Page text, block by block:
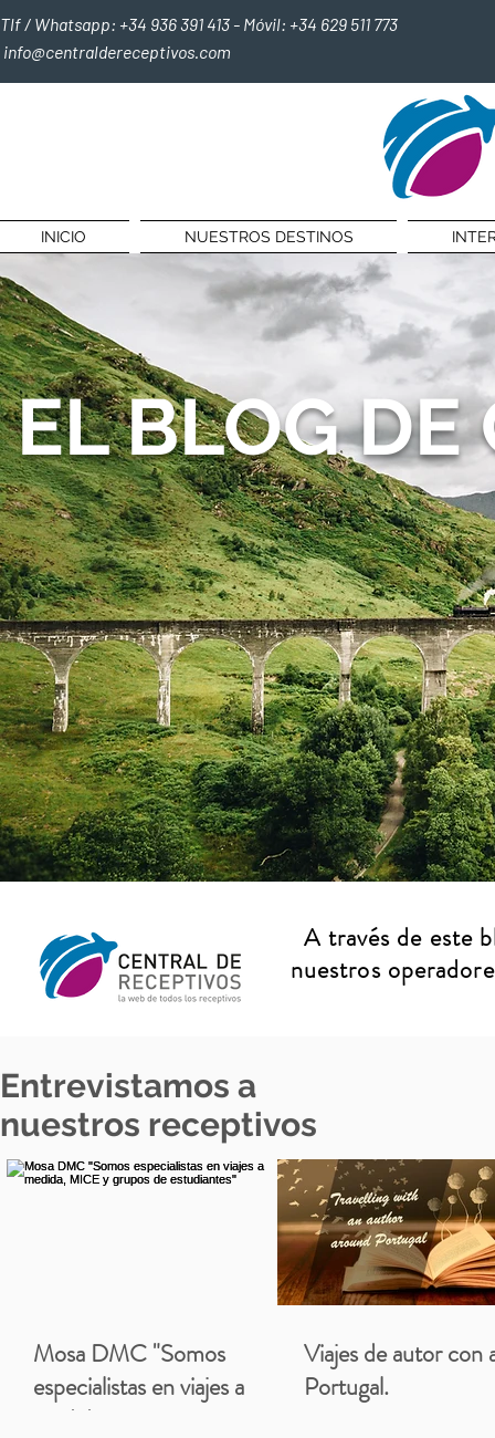
Tlf / Whatsapp: +34 936 391 413 - Móvil: +34 629 511 773
info@centraldereceptivos.com
INICIO NUESTROS DESTINOS
EL BLOG DE
A través de este
nuestros
Entrevistamos a
nuestros receptivos
Mosa DMC "Somos
especialistas en viajes a
medida, MICE y grupos de
Viajes de autor con
Portugal.